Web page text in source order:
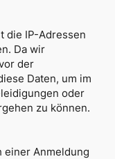
die IP-Adressen
Da wir
der
Daten, um im
oder
zu können.
einer Anmeldung